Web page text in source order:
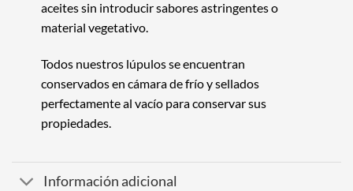
aceites sin introducir sabores astringentes o
material vegetativo.
Todos nuestros lúpulos se encuentran
conservados en cámara de frío y sellados
perfectamente al vacío para conservar sus
propiedades.
Información adicional